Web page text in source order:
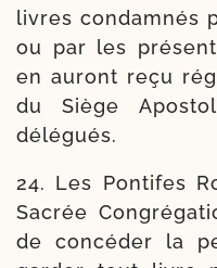
livres condam­nés
ou par les
en auront reçu
du Siège
délégués.
24. Les Pontifes
Sacrée
de concé­der la